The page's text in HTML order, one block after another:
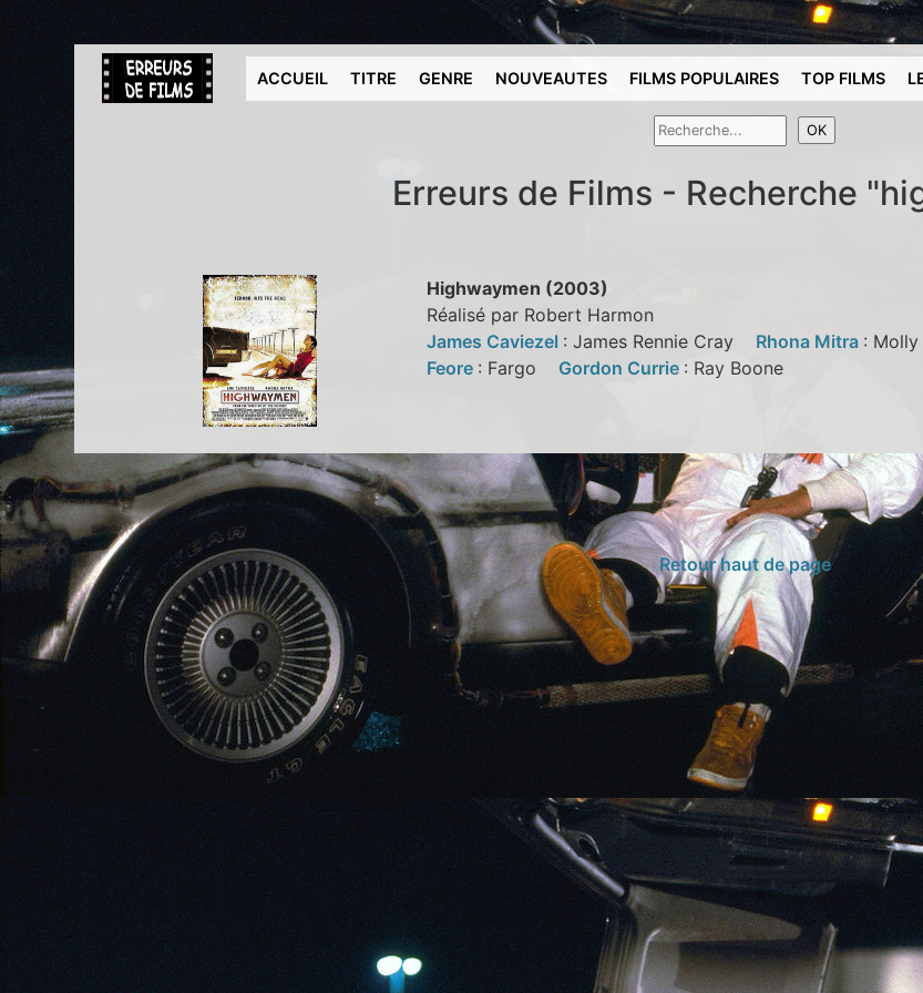
ACCUEIL TITRE GENRE NOUVEAUTES FILMS POPULAIRES TOP FILMS
Erreurs de Films - Recherche
Highwaymen (2003)
Réalisé par Robert Harmon
James Caviezel : James Rennie Cray Rhona Mitra :
Feore : Fargo Gordon Currie : Ray Boone
Retour haut de page